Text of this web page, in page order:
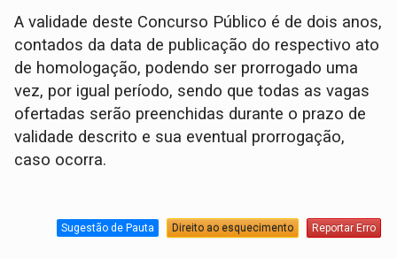
A validade deste Concurso Público é de dois anos,
contados da data de publicação do respectivo ato
de homologação, podendo ser prorrogado uma
vez, por igual período, sendo que todas as vagas
ofertadas serão preenchidas durante o prazo de
validade descrito e sua eventual prorrogação,
caso ocorra.
Sugestão de Pauta Direito ao esquecimento Reportar Erro